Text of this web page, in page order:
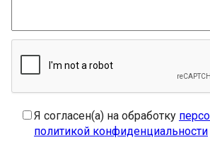
Я согласен(а) на обработку
политикой конфиденциальности